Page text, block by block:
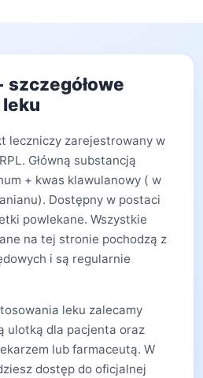
szczegółowe
leczniczy zarejestrowany w
Główną substancją
+ kwas klawulanowy ( w
Dostępny w postaci
powlekane. Wszystkie
na tej stronie pochodzą z
i są regularnie
leku zalecamy
ulotką dla pacjenta oraz
lub farmaceutą. W
dostęp do oficjalnej